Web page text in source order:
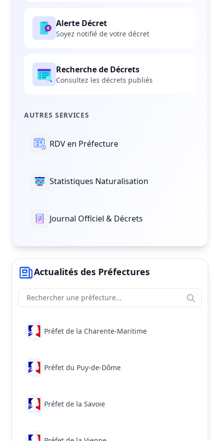
Alerte Décret
Soyez notifié de votre décret
Recherche de Décrets
Consultez les décrets publiés
AUTRES SERVICES
RDV en Préfecture
Statistiques Naturalisation
Journal Officiel & Décrets
Actualités des Préfectures
Préfet de la Charente-Maritime
Préfet du Puy-de-Dôme
Préfet de la Savoie